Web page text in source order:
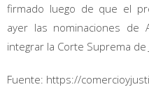
firmado luego de que el
ayer las nominaciones de
integrar la Corte Suprema
Fuente: https://